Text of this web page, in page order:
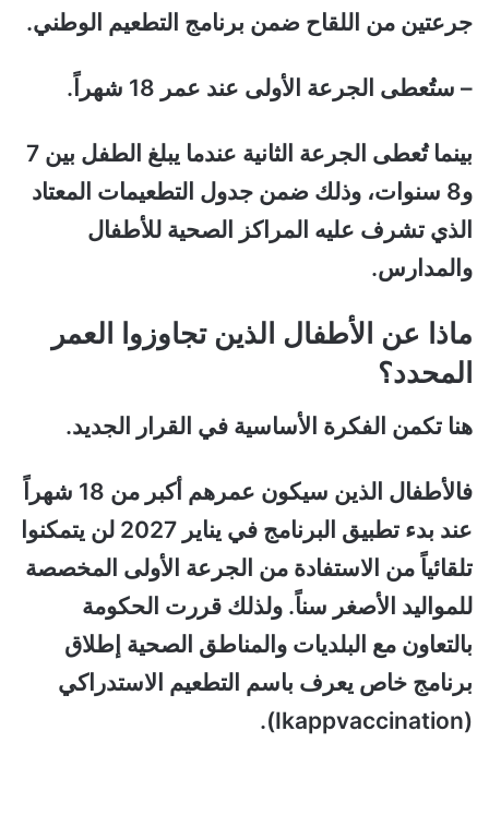
جرعتين من اللقاح ضمن برنامج التطعيم الوطني.
– ستُعطى الجرعة الأولى عند عمر 18 شهراً.
بينما تُعطى الجرعة الثانية عندما يبلغ الطفل بين 7
و8 سنوات، وذلك ضمن جدول التطعيمات المعتاد
الذي تشرف عليه المراكز الصحية للأطفال
والمدارس.
ماذا عن الأطفال الذين تجاوزوا العمر
المحدد؟
هنا تكمن الفكرة الأساسية في القرار الجديد.
فالأطفال الذين سيكون عمرهم أكبر من 18 شهراً
عند بدء تطبيق البرنامج في يناير 2027 لن يتمكنوا
تلقائياً من الاستفادة من الجرعة الأولى المخصصة
للمواليد الأصغر سناً. ولذلك قررت الحكومة
بالتعاون مع البلديات والمناطق الصحية إطلاق
برنامج خاص يعرف باسم التطعيم الاستدراكي
(Ikappvaccination).